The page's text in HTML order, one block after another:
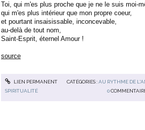
Toi, qui m'es plus proche que je ne le suis moi-
qui m'es plus intérieur que mon propre coeur,
et pourtant insaisissable, inconcevable,
au-delà de tout nom,
Saint-Esprit, éternel Amour !
source
LIEN PERMANENT CATÉGORIES :AU RYTHME DE
SPIRITUALITÉ
0